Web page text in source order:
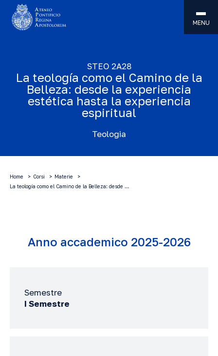
MENU
STEO 2A28
La teología como el Camino de la
Belleza: desde la experiencia
estética hasta la experiencia
espiritual
Teologia
Home Corsi
Materie
La teología como el Camino de la Belleza: desde …
Anno accademico 2025-2026
Semestre
I Semestre